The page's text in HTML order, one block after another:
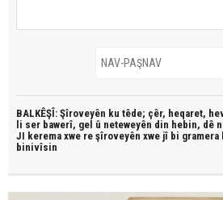
BALKÊŞÎ: Şîroveyên ku têde; çêr, heqaret,
li ser bawerî, gel û neteweyên din hebin, dê
JI kerema xwe re şîroveyên xwe jî bi gramera
binivîsin